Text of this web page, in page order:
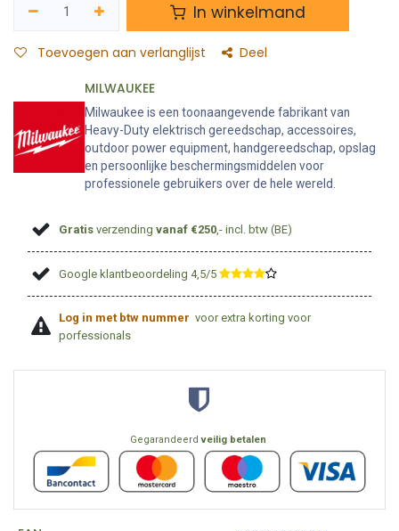
In winkelmand
Toevoegen aan verlanglijst Deel
MILWAUKEE
Milwaukee is een toonaangevende fabrikant van
Heavy-Duty elektrisch gereedschap, accessoires,
outdoor power equipment, handgereedschap, opslag
en persoonlijke beschermingsmiddelen voor
professionele gebruikers over de hele wereld.
Gratis verzendingvanaf €250 ,- incl. btw (BE)
Google klantbeoordeling 4,5/5 ​
Log in met btw nummer voor extra korting voor
porfessionals
Gegarandeerdveilig betalen